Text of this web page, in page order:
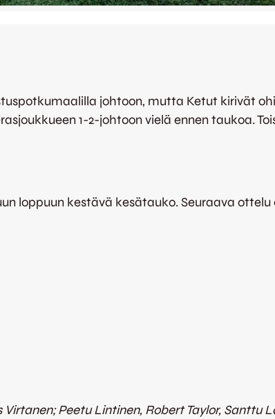
johtoon, mutta Ketut kirivät
1-2-johtoon vielä ennen taukoa.
loppuun kestävä kesätauko. Seuraava ottelu
Peetu Lintinen, Robert Taylor, Santtu